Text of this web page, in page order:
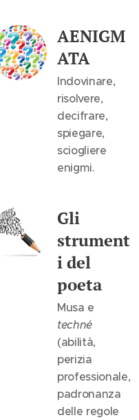
AENIGM
ATA
Indovinare,
risolvere,
decifrare,
spiegare,
sciogliere
enigmi.
Gli
strument
i del
poeta
Musa e
techné
(abilità,
perizia
professionale,
padronanza
delle regole